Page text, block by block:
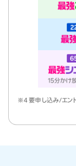
※4 要申し込み/エン